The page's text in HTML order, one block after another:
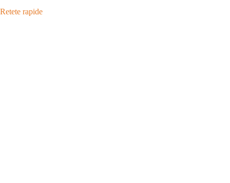
Retete rapide